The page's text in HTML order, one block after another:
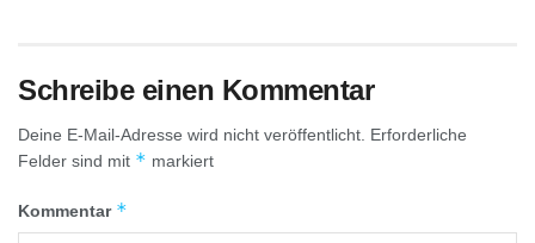
Schreibe einen Kommentar
Deine E-Mail-Adresse wird nicht veröffentlicht. Erforderliche
Felder sind mit * markiert
Kommentar *